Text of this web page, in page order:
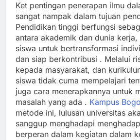
Ket pentingan penerapan ilmu
sangat nampak dalam tujuan
Pendidikan tinggi berfungsi
antara akademik dan dunia
siswa untuk bertransformasi
dan siap berkontribusi . Melalui
kepada masyarakat, dan
siswa tidak cuma mempelajari
juga cara menerapkannya untuk
masalah yang ada . Kampus
metode ini, lulusan universitas
sanggup menghadapi
berperan dalam kegiatan dalam